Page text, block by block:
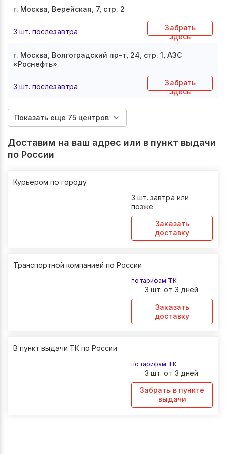
г. Москва, Верейская, 7, стр. 2
3 шт. послезавтра
Забрать
здесь
г. Москва, Волгоградский пр-т, 24, стр. 1, АЗС
«Роснефть»
3 шт. послезавтра
Забрать
здесь
Показать ещё 75 центров
Доставим на ваш адрес или в пункт выдачи
по России
Курьером по городу
3 шт. завтра или
позже
Заказать
доставку
Транспортной компанией по России
по тарифам ТК
3 шт. от 3 дней
Заказать
доставку
В пункт выдачи ТК по России
по тарифам ТК
3 шт. от 3 дней
Забрать в пункте
выдачи